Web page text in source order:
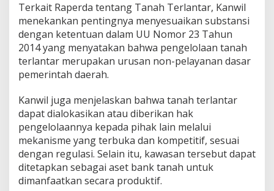
J
a
b
a
r
Terkait Raperda tentang Tanah Terlantar, Kanwil
menekankan pentingnya menyesuaikan substansi
dengan ketentuan dalam UU Nomor 23 Tahun
2014 yang menyatakan bahwa pengelolaan tanah
terlantar merupakan urusan non-pelayanan dasar
pemerintah daerah.
Kanwil juga menjelaskan bahwa tanah terlantar
dapat dialokasikan atau diberikan hak
pengelolaannya kepada pihak lain melalui
mekanisme yang terbuka dan kompetitif, sesuai
dengan regulasi. Selain itu, kawasan tersebut dapat
ditetapkan sebagai aset bank tanah untuk
dimanfaatkan secara produktif.